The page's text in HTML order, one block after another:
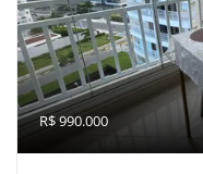
R$ 990.000